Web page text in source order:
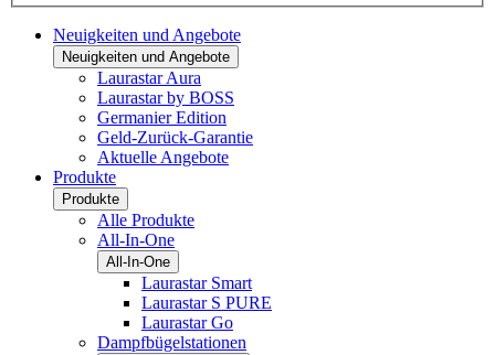
Neuigkeiten und Angebote
Neuigkeiten und Angebote
Laurastar Aura
Laurastar by BOSS
Germanier Edition
Geld-Zurück-Garantie
Aktuelle Angebote
Produkte
Produkte
Alle Produkte
All-In-One
All-In-One
Laurastar Smart
Laurastar S PURE
Laurastar Go
Dampfbügelstationen